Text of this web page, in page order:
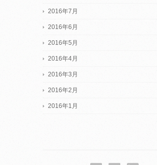
2016年7月
2016年6月
2016年5月
2016年4月
2016年3月
2016年2月
2016年1月